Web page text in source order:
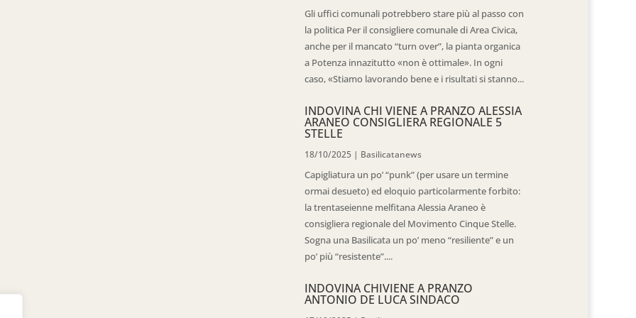
Gli uffici comunali potrebbero stare più al passo con
la politica Per il consigliere comunale di Area Civica,
anche per il mancato “turn over”, la pianta organica
a Potenza innazitutto «non è ottimale». In ogni
caso, «Stiamo lavorando bene e i risultati si stanno...
INDOVINA CHI VIENE A PRANZO ALESSIA
ARANEO CONSIGLIERA REGIONALE 5
STELLE
18/10/2025 | Basilicatanews
Capigliatura un po’ “punk” (per usare un termine
ormai desueto) ed eloquio particolarmente forbito:
la trentaseienne melfitana Alessia Araneo è
consigliera regionale del Movimento Cinque Stelle.
Sogna una Basilicata un po’ meno “resiliente” e un
po’ più “resistente”....
INDOVINA CHIVIENE A PRANZO
ANTONIO DE LUCA SINDACO